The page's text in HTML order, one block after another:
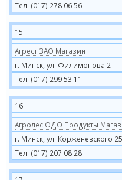
Тел. (017) 278 06 56
15.
Агрест ЗАО Магазин
г. Минск, ул. Филимонова 2
Тел. (017) 299 53 11
16.
Агролес ОДО Продукты
г. Минск, ул. Корженевского
Тел. (017) 207 08 28